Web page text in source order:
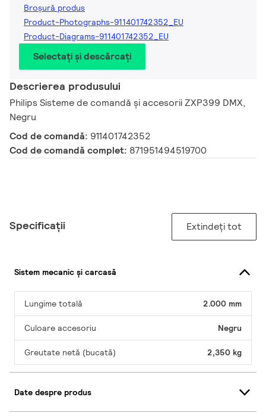
Broșură produs
Product-Photographs-911401742352_EU
Product-Diagrams-911401742352_EU
Selectați și descărcați
Descrierea produsului
Philips Sisteme de comandă și accesorii ZXP399 DMX,
Negru
Cod de comandă: 911401742352
Cod de comandă complet: 871951494519700
Specificații Extindeți tot
Sistem mecanic și carcasă
Lungime totală 2.000 mm
Culoare accesoriu Negru
Greutate netă (bucată) 2,350 kg
Date despre produs